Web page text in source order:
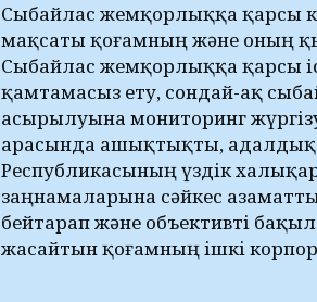
Сыбайлас жемқорлыққа қарсы
мақсаты қоғамның және оның
Сыбайлас жемқорлыққа қарсы
қамтамасыз ету, сондай-ақ
асырылуына мониторинг
арасында ашықтықты,
Республикасының үздік
заңнамаларына сәйкес
бейтарап және объективті
жасайтын қоғамның ішкі